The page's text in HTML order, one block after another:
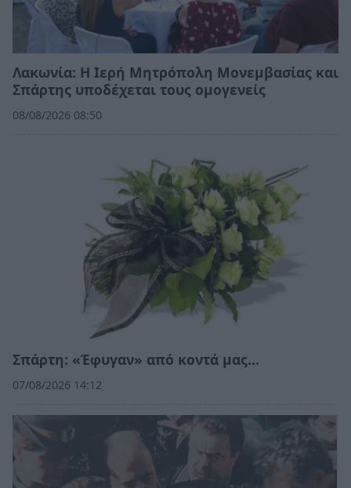
Λακωνία: Η Ιερή Μητρόπολη Μονεμβασίας και
Σπάρτης υποδέχεται τους ομογενείς
08/08/2026 08:50
Σπάρτη: «Έφυγαν» από κοντά μας…
07/08/2026 14:12